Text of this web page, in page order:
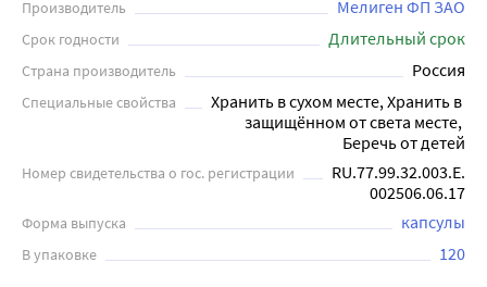
Рекомендуется принимать по 4 капсулы 2 раза в день во
время еды. Omega-3 Fish Oil (Рыбий жир) - это простой и
полезные жирные кислоты, которые Ваш организм
нуждается в ежедневной жизни.
Производитель Мелиген ФП ЗАО
Срок годности Длительный срок
Страна производитель Россия
Специальные свойства
Хранить в сухом месте, Хранить в
защищённом от света месте,
Беречь от детей
Номер свидетельства о гос. регистрации
RU.77.99.32.003.Е.
002506.06.17
Форма выпуска капсулы
В упаковке 120